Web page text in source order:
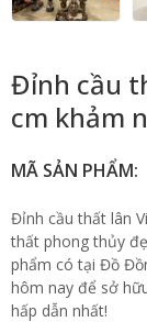
Đỉnh cầu
cm khảm
MÃ SẢN PHẨM:
Đỉnh cầu thất lân
thất phong thủy
phẩm có tại Đồ
hôm nay để sở
hấp dẫn nhất!